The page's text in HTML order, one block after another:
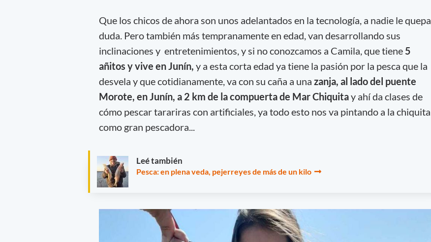
Que los chicos de ahora son unos adelantados en la tecnología, a nadie le quepa
duda. Pero también más tempranamente en edad, van desarrollando sus
inclinaciones y entretenimientos, y si no conozcamos a Camila, que tiene5
añitos y vive en Junín, y a esta corta edad ya tiene la pasión por la pesca que la
desvela y que cotidianamente, va con su caña a una zanja, al lado del puente
Morote, en Junín, a 2 km de la compuerta de Mar Chiquitay ahí da clases de
cómo pescar tarariras con artificiales, ya todo esto nos va pintando a la chiquita
como gran pescadora...
Leé también
Pesca: en plena veda, pejerreyes de más de un kilo